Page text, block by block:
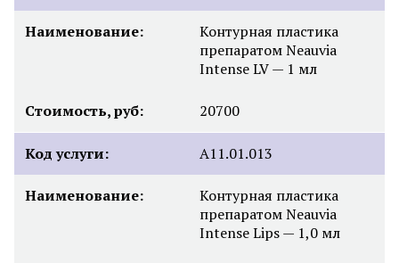
Наименование:
Контурная пластика
препаратом Neauvia
Intense LV — 1 мл
Стоимость, руб: 20700
Код услуги: А11.01.013
Наименование:
Контурная пластика
препаратом Neauvia
Intense Lips — 1,0 мл